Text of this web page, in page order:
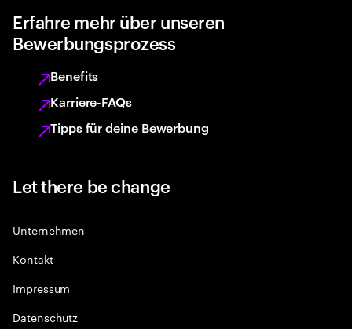
Erfahre mehr über unseren
Bewerbungsprozess
Benefits
Karriere-FAQs
Tipps für deine Bewerbung
Let there be change
Unternehmen
Kontakt
Impressum
Datenschutz